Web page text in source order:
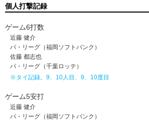
個人打撃記録
ゲーム6打数
近藤 健介
パ・リーグ（福岡ソフトバンク）
佐藤 都志也
パ・リーグ（千葉ロッテ）
※タイ記録。9、10人目、9、10度目
ゲーム5安打
近藤 健介
パ・リーグ（福岡ソフトバンク）